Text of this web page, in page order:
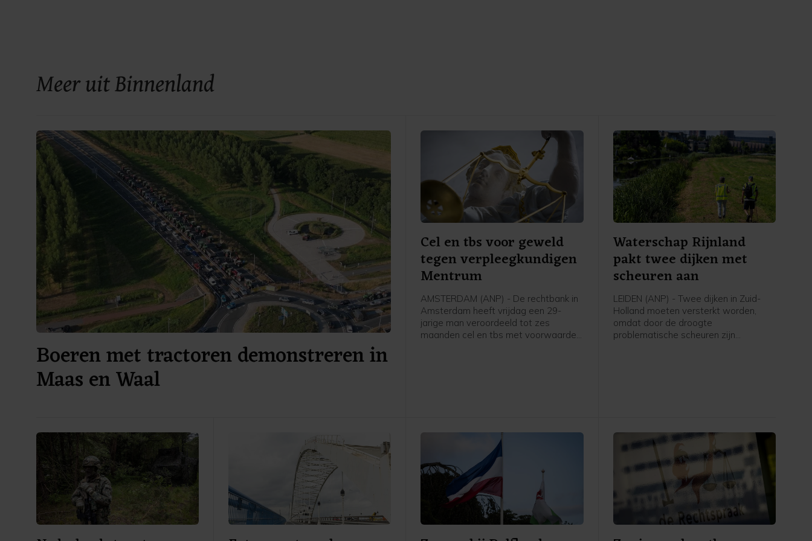
Meer uit Binnenland
Boeren met tractoren demonstreren in
Maas en Waal
Cel en tbs voor geweld
tegen verpleegkundigen
Mentrum
AMSTERDAM (ANP) - De rechtbank in
Amsterdam heeft vrijdag een 29-
jarige man veroordeeld tot zes
maanden cel en tbs met voorwaarden
Waterschap Rijnland
pakt twee dijken met
scheuren aan
LEIDEN (ANP) - Twee dijken in Zuid-
Holland moeten versterkt worden,
omdat door de droogte
problematische scheuren zijn